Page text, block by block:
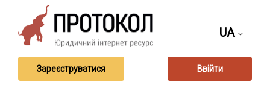
UA
Зареєструватися Ввійти